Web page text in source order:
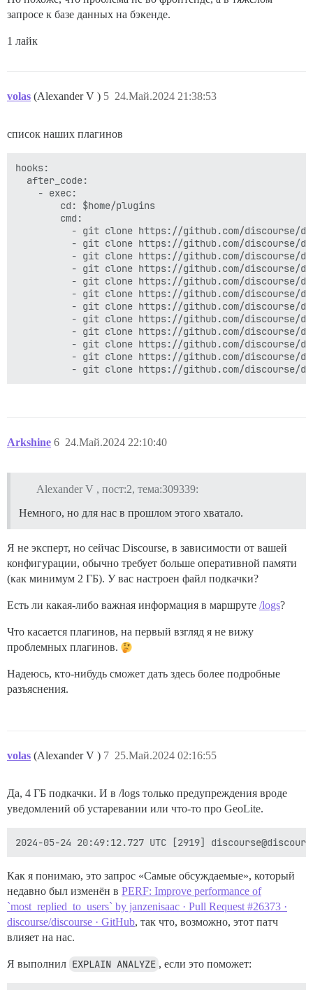
запросе к базе данных на бэкенде.
1 лайк
volas (Alexander V ) 24.Май.2024 21:38:53
5
список наших плагинов
hooks:
  after_code:
    - exec:
        cd: $home/plugins
        cmd:
- git clone https://github.com/discourse/
- git clone https://github.com/discourse/
- git clone https://github.com/discourse/
- git clone https://github.com/discourse/
- git clone https://github.com/discourse/
- git clone https://github.com/discourse/
- git clone https://github.com/discourse/
- git clone https://github.com/discourse/
- git clone https://github.com/discourse/
- git clone https://github.com/discourse/
- git clone https://github.com/discourse/
Arkshine 24.Май.2024 22:10:40
6
Alexander V , пост:2, тема:309339:
Немного, но для нас в прошлом этого хватало.
Я не эксперт, но сейчас Discourse, в зависимости от вашей
конфигурации, обычно требует больше оперативной памяти
(как минимум 2 ГБ). У вас настроен файл подкачки?
Есть ли какая-либо важная информация в маршруте /logs?
Что касается плагинов, на первый взгляд я не вижу
проблемных плагинов.
Надеюсь, кто-нибудь сможет дать здесь более подробные
разъяснения.
volas (Alexander V ) 25.Май.2024 02:16:55
7
Да, 4 ГБ подкачки. И в /logs только предупреждения вроде
уведомлений об устаревании или что-то про GeoLite.
Как я понимаю, это запрос «Самые обсуждаемые», который
недавно был изменён в PERF: Improve performance of
`most_replied_to_users` by janzenisaac · Pull Request #26373 ·
discourse/discourse · GitHub, так что, возможно, этот патч
влияет на нас.
Я выполнил EXPLAIN ANALYZE , если это поможет: